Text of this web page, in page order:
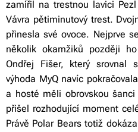
zamířil na trestnou lavici
Vávra pětiminutový trest.
přinesla své ovoce. Nejprve
několik okamžiků později
Ondřej Fišer, který srovnal
výhoda MyQ navíc
a hosté měli obrovskou
přišel rozhodující moment
Právě Polar Bears totiž